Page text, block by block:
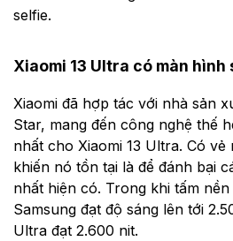
selfie.
Xiaomi 13 Ultra có màn
Xiaomi đã hợp tác với nhà sản
Star, mang đến công nghệ thế
nhất cho Xiaomi 13 Ultra. Có
khiến nó tồn tại là để đánh bại
nhất hiện có. Trong khi tấm
Samsung đạt độ sáng lên tới
Ultra đạt 2.600 nit.